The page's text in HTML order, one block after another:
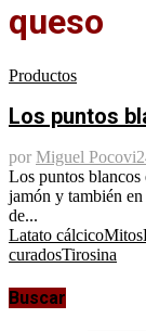
queso
Productos
Los puntos
por Miguel Pocovi
Los puntos
jamón y también en
de...
Latato cálcicoMitos
curadosTirosina
Buscar